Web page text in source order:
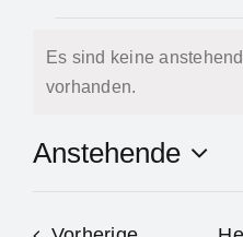
Hinweis
Es sind keine
vorhanden.
Anstehende